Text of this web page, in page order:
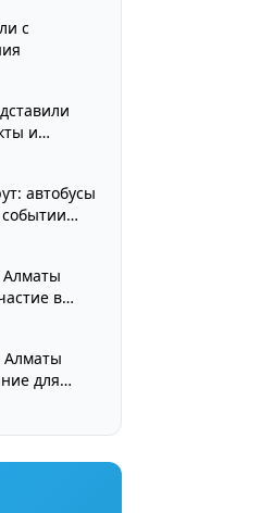
с
и
автобусы
Алматы
в
Алматы
для